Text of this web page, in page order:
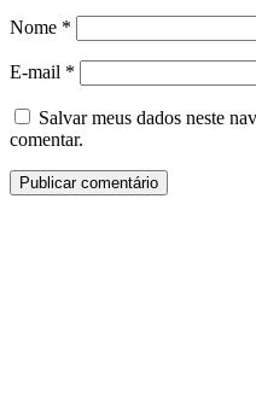
Nome *
E-mail *
Salvar meus dados neste
comentar.